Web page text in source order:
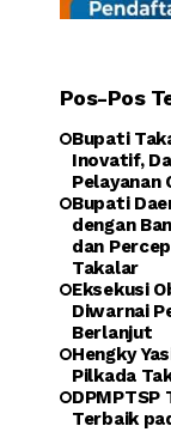
Pos-Pos
Bupati
Inovatif,
Pelayanan
Bupati
dengan
dan
Takalar
Eksekusi
Diwarnai
Berlanjut
Hengky
Pilkada
DPMPTSP
Terbaik